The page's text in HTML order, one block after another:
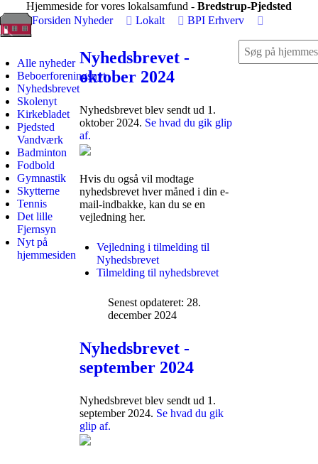
Hjemmeside for vores lokalsamfund - Bredstrup-Pjedsted
Forsiden Nyheder Lokalt BPI Erhverv
Alle nyheder
Beboerforeningsnyt
Nyhedsbrevet
Skolenyt
Kirkebladet
Pjedsted
Vandværk
Badminton
Fodbold
Gymnastik
Skytterne
Tennis
Det lille
Fjernsyn
Nyt på
hjemmesiden
Nyhedsbrevet -
oktober 2024
Nyhedsbrevet blev sendt ud 1.
oktober 2024. Se hvad du gik glip
af.
Hvis du også vil modtage
nyhedsbrevet hver måned i din e-
mail-indbakke, kan du se en
vejledning her.
Vejledning i tilmelding til
Nyhedsbrevet
Tilmelding til nyhedsbrevet
Senest opdateret: 28.
december 2024
Nyhedsbrevet -
september 2024
Nyhedsbrevet blev sendt ud 1.
september 2024. Se hvad du gik
glip af.